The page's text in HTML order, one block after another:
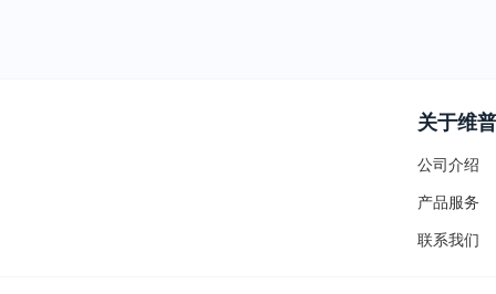
关于维普
公司介绍
产品服务
联系我们